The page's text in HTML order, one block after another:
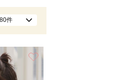
80件
お気に入り